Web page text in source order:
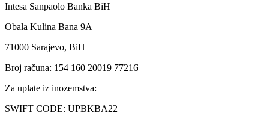
Intesa Sanpaolo Banka BiH
Obala Kulina Bana 9A
71000 Sarajevo, BiH
Broj računa: 154 160 20019 77216
Za uplate iz inozemstva:
SWIFT CODE: UPBKBA22